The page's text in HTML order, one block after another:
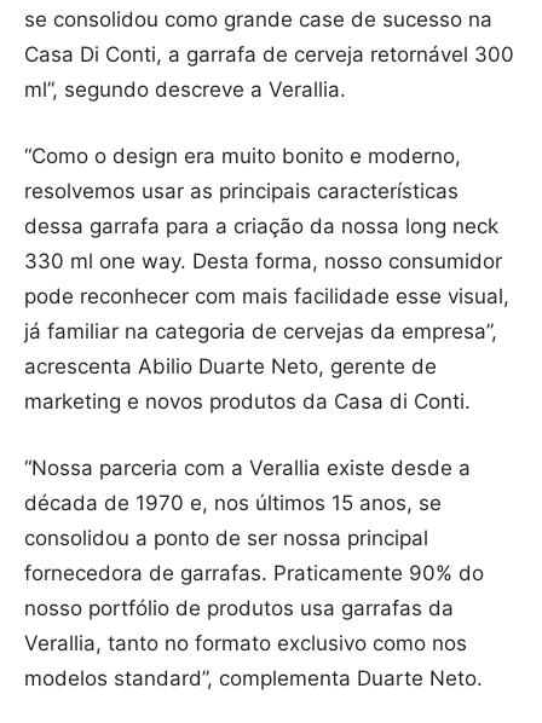
se consolidou como grande case de sucesso na
Casa Di Conti, a garrafa de cerveja retornável 300
ml”, segundo descreve a Verallia.
“Como o design era muito bonito e moderno,
resolvemos usar as principais características
dessa garrafa para a criação da nossa long neck
330 ml one way. Desta forma, nosso consumidor
pode reconhecer com mais facilidade esse visual,
já familiar na categoria de cervejas da empresa”,
acrescenta Abilio Duarte Neto, gerente de
marketing e novos produtos da Casa di Conti.
“Nossa parceria com a Verallia existe desde a
década de 1970 e, nos últimos 15 anos, se
consolidou a ponto de ser nossa principal
fornecedora de garrafas. Praticamente 90% do
nosso portfólio de produtos usa garrafas da
Verallia, tanto no formato exclusivo como nos
modelos standard”, complementa Duarte Neto.